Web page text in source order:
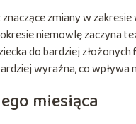
zmiany w
niemowlę zaczyna
do bardziej
wyraźna, co wpływa
miesiąca